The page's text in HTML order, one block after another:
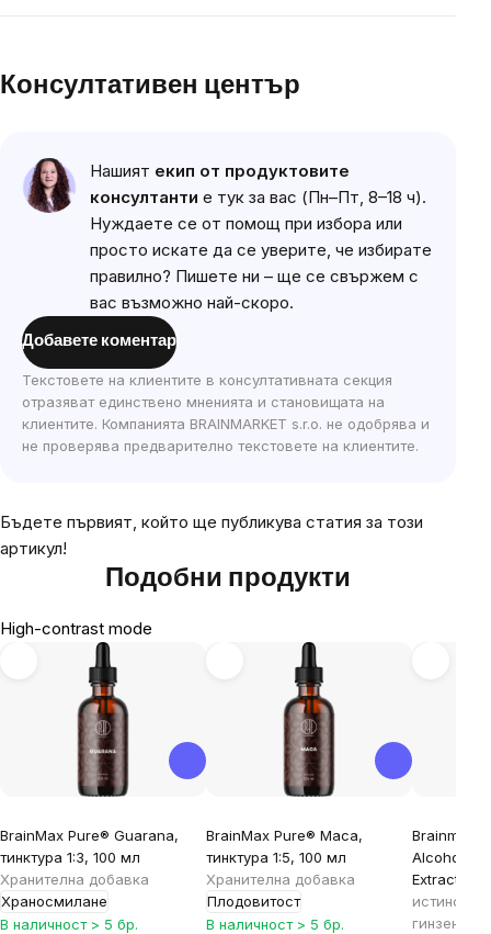
Консултативен център
Нашият екип от продуктовите
консултанти е тук за вас (Пн–Пт, 8–18 ч).
Нуждаете се от помощ при избора или
просто искате да се уверите, че избирате
правилно? Пишете ни – ще се свържем с
вас възможно най-скоро.
Добавете коментар
Текстовете на клиентите в консултативната секция
отразяват единствено мненията и становищата на
клиентите. Компанията BRAINMARKET s.r.o. не одобрява и
не проверява предварително текстовете на клиентите.
Бъдете първият, който ще публикува статия за този
артикул!
Подобни продукти
High-contrast mode
BrainMax Pure® Guarana,
тинктура 1:3, 100 мл
Хранителна добавка
Храносмилане
В наличност > 5 бр.
BrainMax Pure® Maca,
тинктура 1:5, 100 мл
Хранителна добавка
Плодовитост
В наличност > 5 бр.
Brainmax®
Alcohol
Extract,
истински